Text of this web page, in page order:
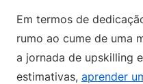
Em termos de
rumo ao cume de uma
a jornada de upskilling
estimativas, aprender